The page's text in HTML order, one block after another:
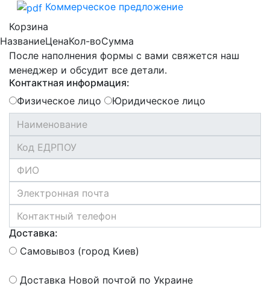
Коммерческое предложение
Корзина
НазваниеЦенаКол-воСумма
После наполнения формы с вами свяжется наш
менеджер и обсудит все детали.
Контактная информация:
Физическое лицо
Юридическое лицо
Доставка:
Самовывоз (город Киев)
Доставка Новой почтой по Украине